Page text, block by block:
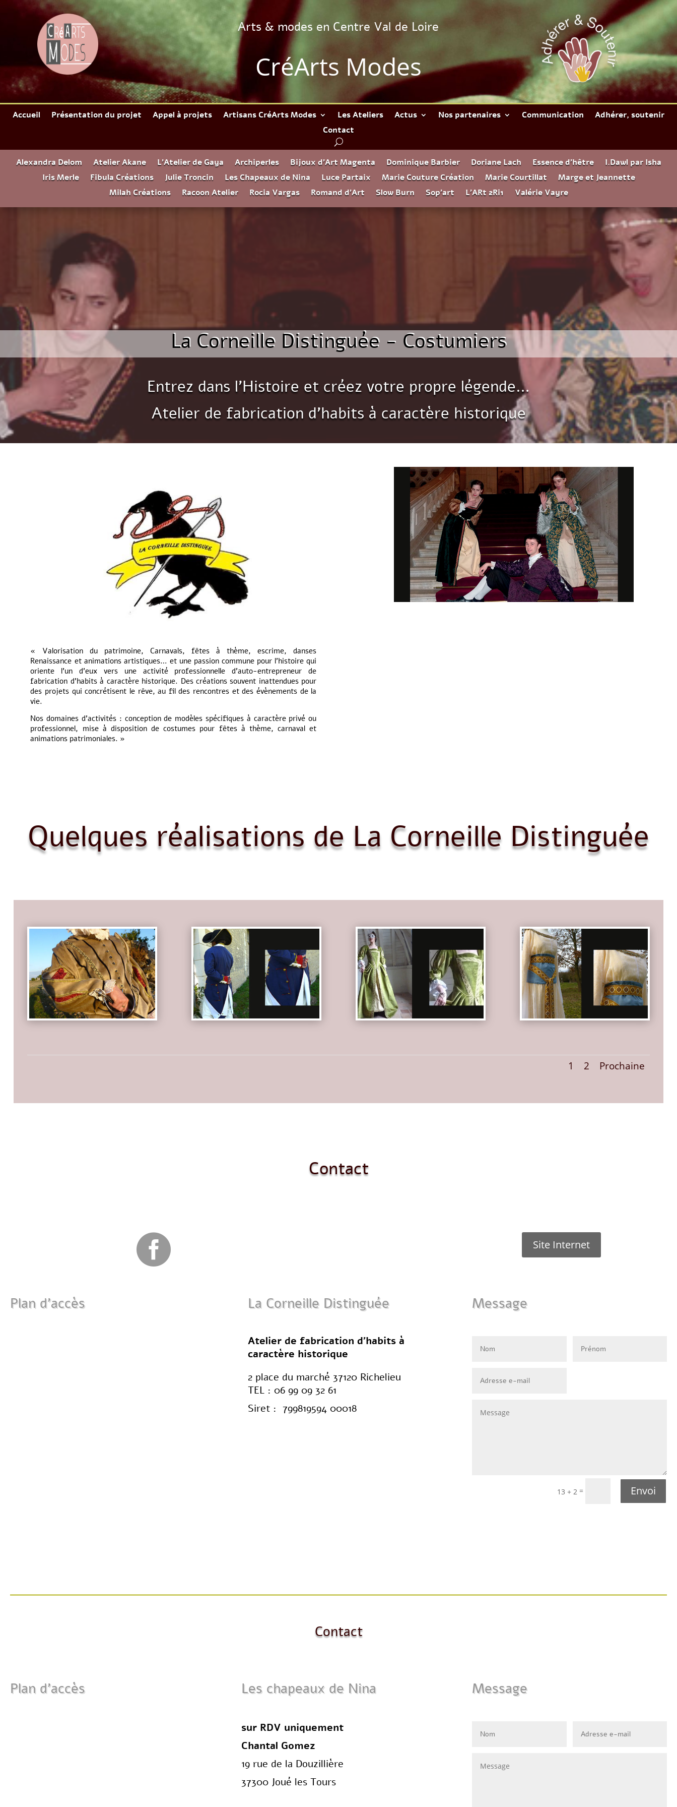
Arts & modes en Centre Val de Loire
CréArts Modes
Accueil Présentation du projet Appel à projets Artisans CréArts Modes Les Ateliers Actus Nos partenaires Communication
Adhérer, soutenir
Contact
Alexandra Delom Atelier Akane L’Atelier de Gaya Archiperles Bijoux d’Art Magenta Dominique Barbier Doriane Lach Essence d’hêtre
I.Dawl par Isha
Iris Merle
Fibula Créations Julie Troncin Les Chapeaux de Nina Luce Partaix Marie Couture Création Marie Courtillat
Marge et Jeannette
Milah Créations
Racoon Atelier Rocia Vargas Romand d’Art Slow Burn Sop’art L’ARt 2Ri1 Valérie Vayre
La Corneille Distinguée - Costumiers
Entrez dans l’Histoire et créez votre propre légende…
Atelier de fabrication d’habits à caractère historique
« Valorisation du patrimoine, Carnavals, fêtes à thème, escrime, danses
Renaissance et animations artistiques… et une passion commune pour l’histoire qui
oriente l’un d’eux vers une activité professionnelle d’auto-entrepreneur de
fabrication d’habits à caractère historique. Des créations souvent inattendues pour
des projets qui concrétisent le rêve, au fil des rencontres et des évènements de la
vie.
Nos domaines d’activités : conception de modèles spécifiques à caractère privé ou
professionnel, mise à disposition de costumes pour fêtes à thème, carnaval et
animations patrimoniales. »
Quelques réalisations de La Corneille Distinguée
1 2 Prochaine
Contact
 Site Internet
Plan d'accès La Corneille Distinguée
Atelier de fabrication d’habits à
caractère historique
2 place du marché 37120 Richelieu
TEL : 06 99 09 32 61
Siret : 799819594 00018
Message
13 + 2 = Envoi
Contact
Plan d'accès Les chapeaux de Nina
sur RDV uniquement
Chantal Gomez
19 rue de la Douzillière
37300 Joué les Tours
Message